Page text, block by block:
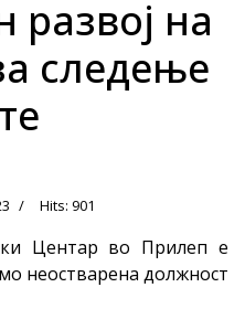
на
следење
Hits: 901
Центар во Прилеп е
неостварена должност